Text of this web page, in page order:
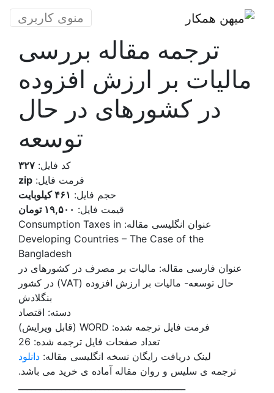
منوی کاربری
ترجمه مقاله بررسی
مالیات بر ارزش افزوده
در کشورهای در حال
توسعه
کد فایل: ۳۲۷
فرمت فایل: zip
حجم فایل: ۴۶۱ کیلوبایت
قیمت فایل: ۱۹,۵۰۰ تومان
عنوان انگلیسی مقاله: Consumption Taxes in
Developing Countries – The Case of the
Bangladesh
عنوان فارسی مقاله: مالیات بر مصرف در کشورهای در
حال توسعه- مالیات بر ارزش افزوده (VAT) در کشور
بنگلادش
دسته: اقتصاد
فرمت فایل ترجمه شده: WORD (قابل ویرایش)
تعداد صفحات فایل ترجمه شده: 26
لینک دریافت رایگان نسخه انگلیسی مقاله: دانلود
ترجمه ی سلیس و روان مقاله آماده ی خرید می باشد.